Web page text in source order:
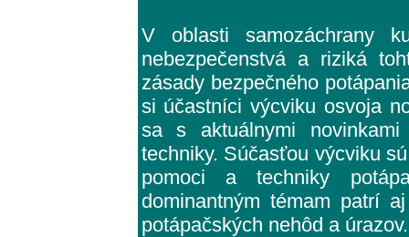
V oblasti samozáchrany
nebezpečenstvá a riziká
zásady bezpečného
si účastníci výcviku osvoja
sa s aktuálnymi
techniky. Súčasťou výcviku
pomoci a techniky
dominantným témam patrí
potápačských nehôd a úrazov.